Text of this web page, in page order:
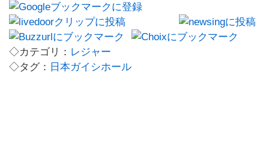
◇カテゴリ： レジャー
◇タグ： 日本ガイシホール